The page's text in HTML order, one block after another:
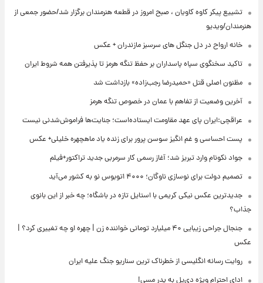
تشییع پیکر کاوه کاویان ، صبح امروز در قطعه هنرمندان برگزار شد/حضور جمعی از
هنرمندان/ویدیو
خانه ارواح در دل جنگل های سرسبز مازندران + عکس
تاکید سخنگوی سپاه پاسداران بر حفظ تنگه هرمز تا پذیرفتن همه شروط ایران
مظنون اصلی قتل «حمیدرضا رجب‌زاده» بازداشت شد
آخرین وضعیت از تفاهم با عمان در خصوص تنگه هرمز
عراقچی:ایران پای عهد مقاومت ایستاده‌است؛ جنایت‌ها فراموش‌شدنی نیست
پست احساسی و غم انگیز سوسن پرور برای زنده یاد ماهچهره خلیلی+ عکس
جواد نکونام وارد تبریز شد؛ آغاز رسمی کار سرمربی جدید تراکتور+فیلم
تصمیم دولت برای نوسازی ناوگان؛ ۴۰۰۰ اتوبوس نو به کشور می‌آید
جدیدترین عکس نیکی کریمی با استایل تازه در باشگاه؛ چه خبر از این بانوی
جذاب؟
جنجال جراحی زیبایی ۴۰ میلیارد تومانی خواننده زن | چهره او چه تغییری کرد؟ |
عکس
روایت رسانه انگلیسی از خطرناک ترین سناریو جنگ علیه ایران
ادای احترام ویژه دی‌پل به پدر مسی!